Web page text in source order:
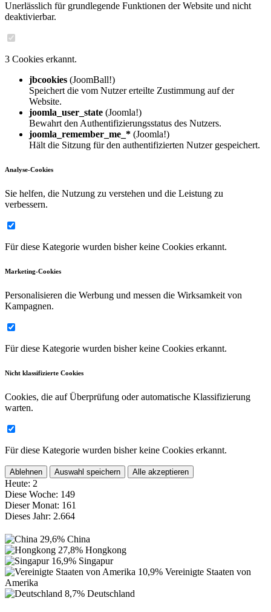
Unerlässlich für grundlegende Funktionen der Website und nicht
deaktivierbar.
3 Cookies erkannt.
jbcookies (JoomBall!)
Speichert die vom Nutzer erteilte Zustimmung auf der
Website.
joomla_user_state (Joomla!)
Bewahrt den Authentifizierungsstatus des Nutzers.
joomla_remember_me_* (Joomla!)
Hält die Sitzung für den authentifizierten Nutzer gespeichert.
Analyse-Cookies
Sie helfen, die Nutzung zu verstehen und die Leistung zu
verbessern.
Für diese Kategorie wurden bisher keine Cookies erkannt.
Marketing-Cookies
Personalisieren die Werbung und messen die Wirksamkeit von
Kampagnen.
Für diese Kategorie wurden bisher keine Cookies erkannt.
Nicht klassifizierte Cookies
Cookies, die auf Überprüfung oder automatische Klassifizierung
warten.
Für diese Kategorie wurden bisher keine Cookies erkannt.
Ablehnen Auswahl speichern Alle akzeptieren
Heute: 2
Diese Woche: 149
Dieser Monat: 161
Dieses Jahr: 2.664
29,6% China
27,8% Hongkong
16,9% Singapur
10,9% Vereinigte Staaten von
Amerika
8,7% Deutschland